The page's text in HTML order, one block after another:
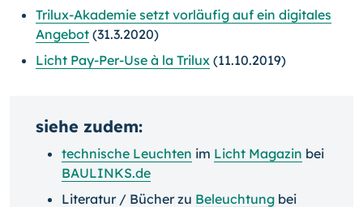
Trilux-Akademie setzt vorläufig auf ein digitales
Angebot (31.3.2020)
Licht Pay-Per-Use à la Trilux (11.10.2019)
siehe zudem:
technische Leuchten im Licht Magazin bei
BAULINKS.de
Literatur / Bücher zu Beleuchtung bei